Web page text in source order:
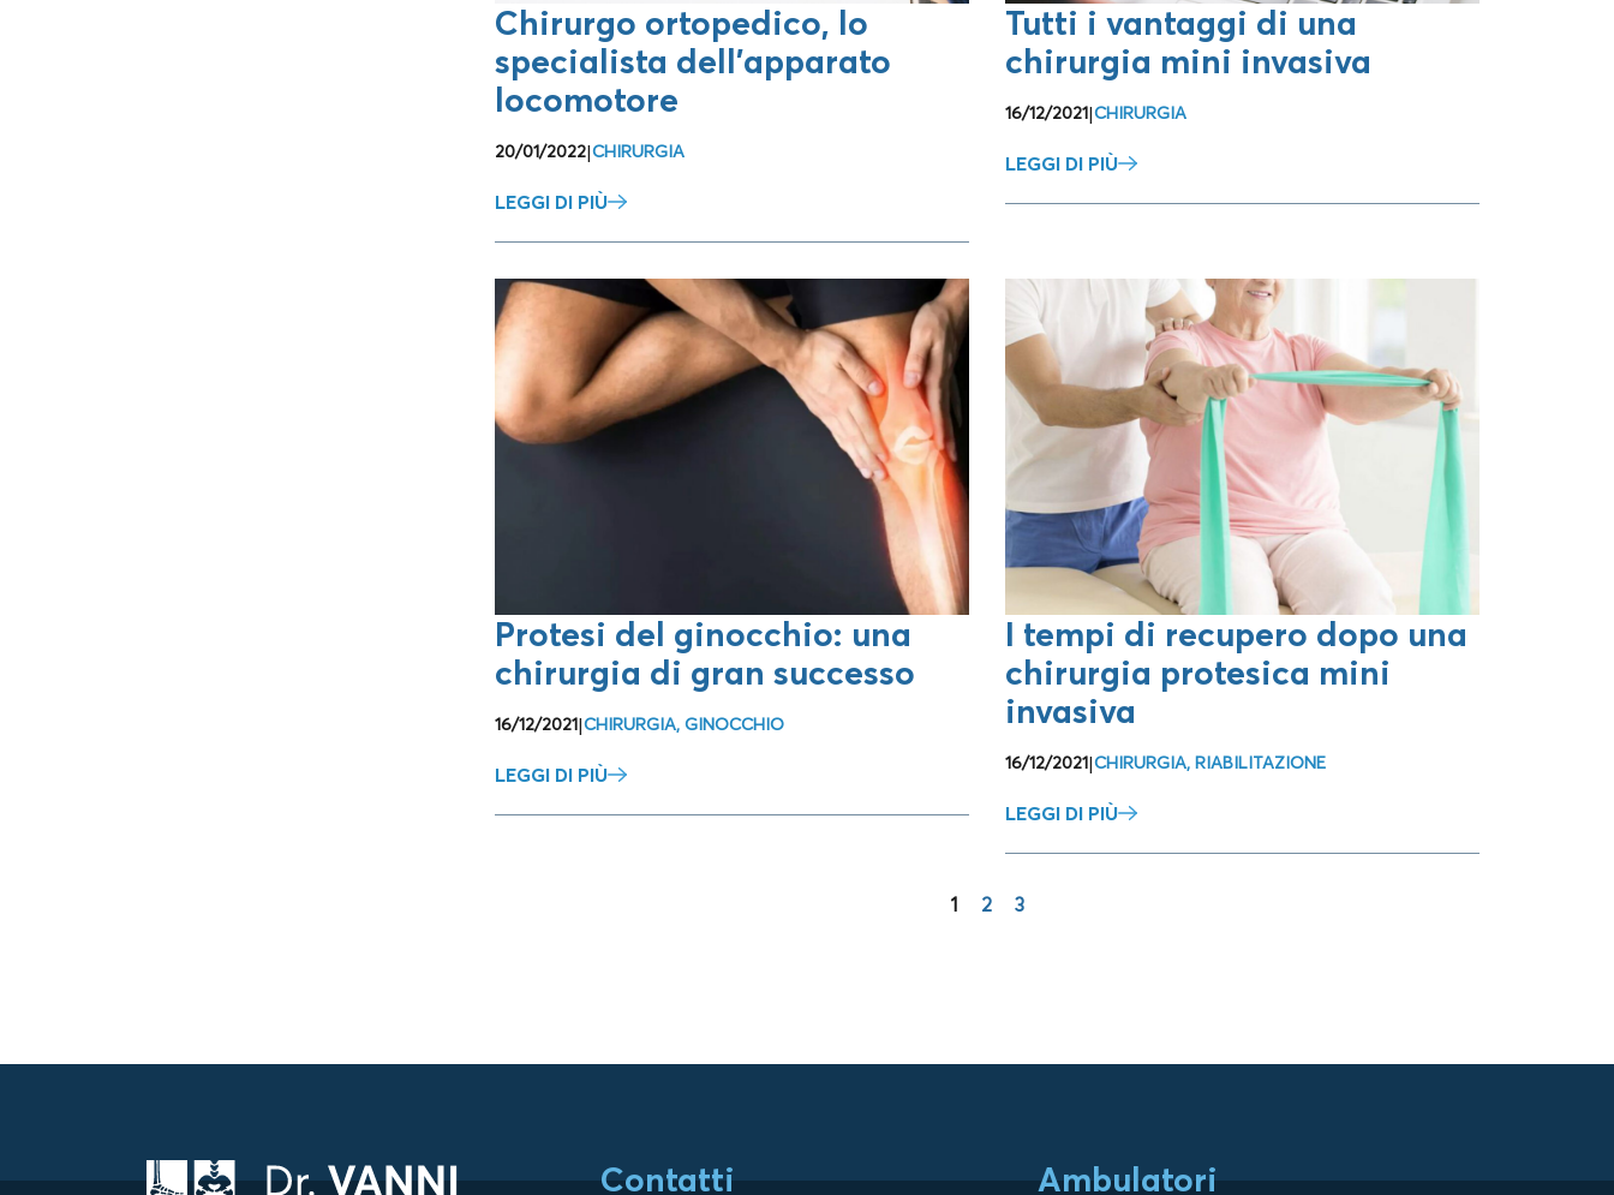
Chirurgo ortopedico, lo
specialista dell’apparato
locomotore
20/01/2022|CHIRURGIA
LEGGI DI PIÙ
Tutti i vantaggi di una
chirurgia mini invasiva
16/12/2021|CHIRURGIA
LEGGI DI PIÙ
Protesi del ginocchio: una
chirurgia di gran successo
16/12/2021|CHIRURGIA, GINOCCHIO
LEGGI DI PIÙ
I tempi di recupero dopo una
chirurgia protesica mini
invasiva
16/12/2021|CHIRURGIA, RIABILITAZIONE
LEGGI DI PIÙ
1 2 3
Contatti Ambulatori